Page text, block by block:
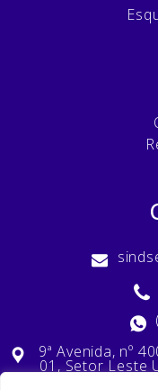
9ª Avenida, nº
01, Setor Leste